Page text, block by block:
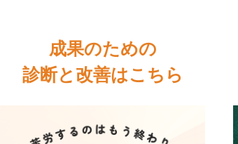
成果のための
診断と改善はこちら